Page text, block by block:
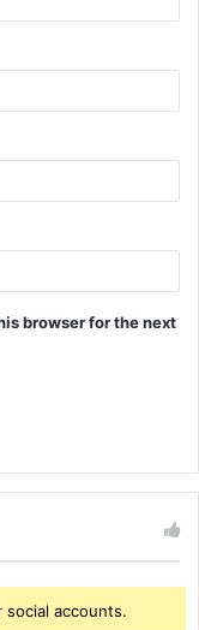
browser for the next
accounts.